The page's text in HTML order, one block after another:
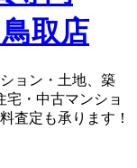
ョン・土地、築
宅・中古マンショ
査定も承ります！